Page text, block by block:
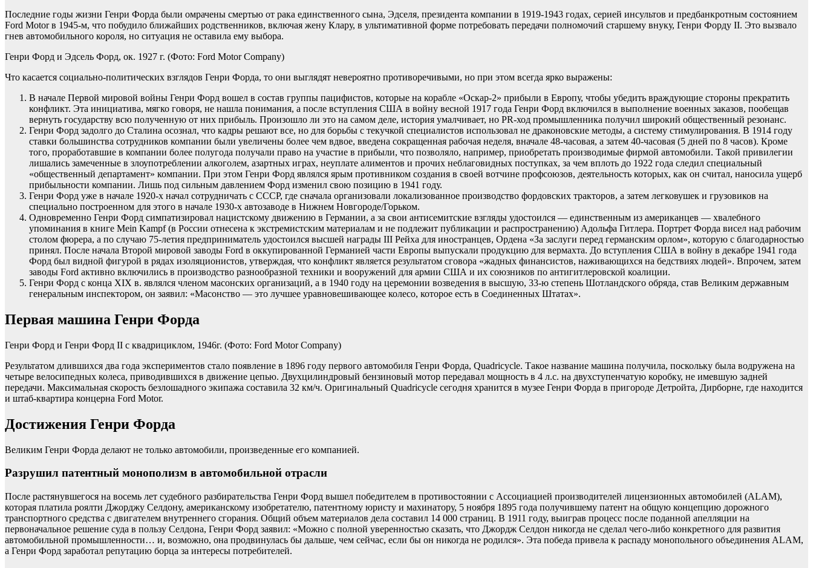
Последние годы жизни Генри Форда были омрачены смертью от рака единственного сына, Эдселя, президента компании в 1919-1943 годах, серией инсультов и предбанкротным состоянием
Ford Motor в 1945-м, что побудило ближайших родственников, включая жену Клару, в ультимативной форме потребовать передачи полномочий старшему внуку, Генри Форду II. Это вызвало
гнев автомобильного короля, но ситуация не оставила ему выбора.
Генри Форд и Эдсель Форд, ок. 1927 г. (Фото: Ford Motor Company)
Что касается социально-политических взглядов Генри Форда, то они выглядят невероятно противоречивыми, но при этом всегда ярко выражены:
В начале Первой мировой войны Генри Форд вошел в состав группы пацифистов, которые на корабле «Оскар-2» прибыли в Европу, чтобы убедить враждующие стороны прекратить
конфликт. Эта инициатива, мягко говоря, не нашла понимания, а после вступления США в войну весной 1917 года Генри Форд включился в выполнение военных заказов, пообещав
вернуть государству всю полученную от них прибыль. Произошло ли это на самом деле, история умалчивает, но PR-ход промышленника получил широкий общественный резонанс.
Генри Форд задолго до Сталина осознал, что кадры решают все, но для борьбы с текучкой специалистов использовал не драконовские методы, а систему стимулирования. В 1914 году
ставки большинства сотрудников компании были увеличены более чем вдвое, введена сокращенная рабочая неделя, вначале 48-часовая, а затем 40-часовая (5 дней по 8 часов). Кроме
того, проработавшие в компании более полугода получали право на участие в прибыли, что позволяло, например, приобретать производимые фирмой автомобили. Такой привилегии
лишались замеченные в злоупотреблении алкоголем, азартных играх, неуплате алиментов и прочих неблаговидных поступках, за чем вплоть до 1922 года следил специальный
«общественный департамент» компании. При этом Генри Форд являлся ярым противником создания в своей вотчине профсоюзов, деятельность которых, как он считал, наносила ущерб
прибыльности компании. Лишь под сильным давлением Форд изменил свою позицию в 1941 году.
Генри Форд уже в начале 1920-х начал сотрудничать с СССР, где сначала организовали локализованное производство фордовских тракторов, а затем легковушек и грузовиков на
специально построенном для этого в начале 1930-х автозаводе в Нижнем Новгороде/Горьком.
Одновременно Генри Форд симпатизировал нацистскому движению в Германии, а за свои антисемитские взгляды удостоился — единственным из американцев — хвалебного
упоминания в книге Mein Kampf (в России отнесена к экстремистским материалам и не подлежит публикации и распространению) Адольфа Гитлера. Портрет Форда висел над рабочим
столом фюрера, а по случаю 75-летия предприниматель удостоился высшей награды III Рейха для иностранцев, Ордена «За заслуги перед германским орлом», которую с благодарностью
принял. После начала Второй мировой заводы Ford в оккупированной Германией части Европы выпускали продукцию для вермахта. До вступления США в войну в декабре 1941 года
Форд был видной фигурой в рядах изоляционистов, утверждая, что конфликт является результатом сговора «жадных финансистов, наживающихся на бедствиях людей». Впрочем, затем
заводы Ford активно включились в производство разнообразной техники и вооружений для армии США и их союзников по антигитлеровской коалиции.
Генри Форд с конца XIX в. являлся членом масонских организаций, а в 1940 году на церемонии возведения в высшую, 33-ю степень Шотландского обряда, став Великим державным
генеральным инспектором, он заявил: «Масонство — это лучшее уравновешивающее колесо, которое есть в Соединенных Штатах».
Первая машина Генри Форда
Генри Форд и Генри Форд II с квадрициклом, 1946г. (Фото: Ford Motor Company)
Результатом длившихся два года экспериментов стало появление в 1896 году первого автомобиля Генри Форда, Quadricycle. Такое название машина получила, поскольку была водружена на
четыре велосипедных колеса, приводившихся в движение цепью. Двухцилиндровый бензиновый мотор передавал мощность в 4 л.с. на двухступенчатую коробку, не имевшую задней
передачи. Максимальная скорость безлошадного экипажа составила 32 км/ч. Оригинальный Quadricycle сегодня хранится в музее Генри Форда в пригороде Детройта, Дирборне, где находится
и штаб-квартира концерна Ford Motor.
Достижения Генри Форда
Великим Генри Форда делают не только автомобили, произведенные его компанией.
Разрушил патентный монополизм в автомобильной отрасли
После растянувшегося на восемь лет судебного разбирательства Генри Форд вышел победителем в противостоянии с Ассоциацией производителей лицензионных автомобилей (ALAM),
которая платила роялти Джорджу Селдону, американскому изобретателю, патентному юристу и махинатору, 5 ноября 1895 года получившему патент на общую концепцию дорожного
транспортного средства с двигателем внутреннего сгорания. Общий объем материалов дела составил 14 000 страниц. В 1911 году, выиграв процесс после поданной апелляции на
первоначальное решение суда в пользу Селдона, Генри Форд заявил: «Можно с полной уверенностью сказать, что Джордж Селдон никогда не сделал чего-либо конкретного для развития
автомобильной промышленности… и, возможно, она продвинулась бы дальше, чем сейчас, если бы он никогда не родился». Эта победа привела к распаду монопольного объединения ALAM,
а Генри Форд заработал репутацию борца за интересы потребителей.